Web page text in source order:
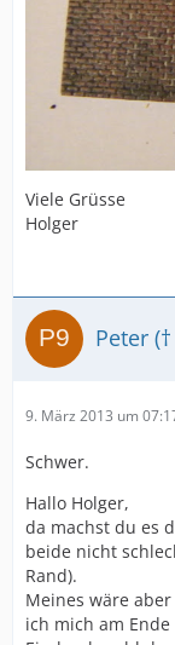
Viele Grüsse
Holger
Peter
9. März 2013 um
Schwer.
Hallo Holger,
da machst du es
beide nicht
Rand).
Meines wäre
ich mich am